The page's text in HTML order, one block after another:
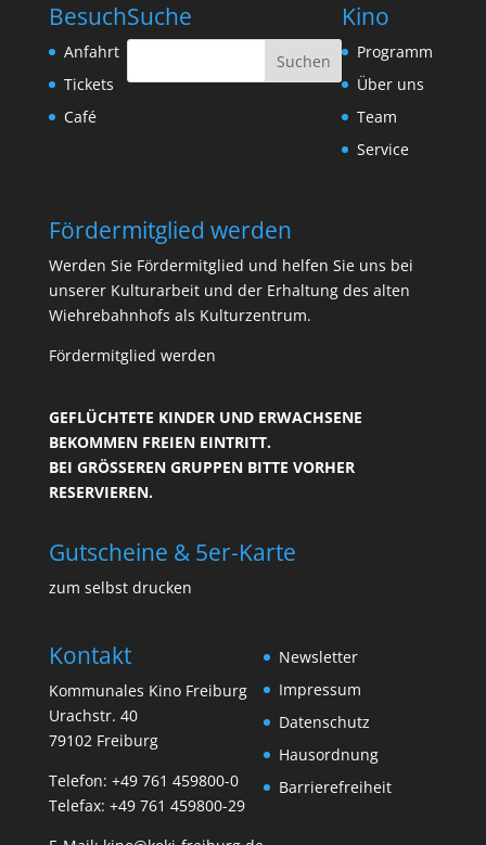
Besuch
Anfahrt
Tickets
Café
Suche Kino
Programm
Über uns
Team
Service
Fördermitglied werden
Werden Sie Fördermitglied und helfen Sie uns bei
unserer Kulturarbeit und der Erhaltung des alten
Wiehrebahnhofs als Kulturzentrum.
Fördermitglied werden
GEFLÜCHTETE KINDER UND ERWACHSENE
BEKOMMEN FREIEN EINTRITT.
BEI GRÖSSEREN GRUPPEN BITTE VORHER R
ESERVIEREN.
Gutscheine & 5er-Karte
zum selbst drucken
Kontakt
Kommunales Kino Freiburg
Urachstr. 40
79102 Freiburg
Telefon: +49 761 459800-0
Telefax: +49 761 459800-29
Newsletter
Impressum
Datenschutz
Hausordnung
Barrierefreiheit